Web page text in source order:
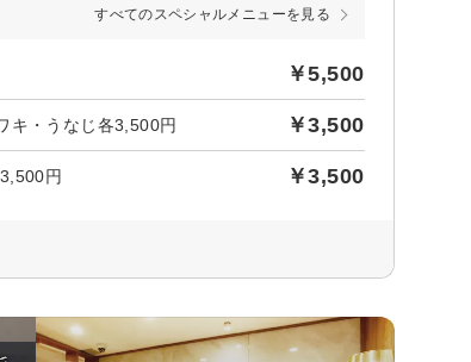
すべてのスペシャルメニューを見る
￥5,500
キ・うなじ各3,500円 ￥3,500
円 ￥3,500